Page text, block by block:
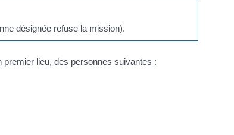
désignée refuse la mission).
premier lieu, des personnes suivantes :